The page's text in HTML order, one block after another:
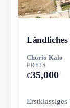
Chorio Kalo
PREIS
€35,000